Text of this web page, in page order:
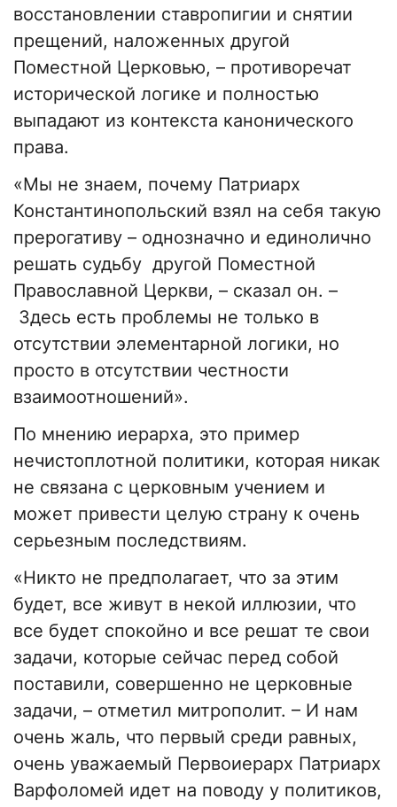
восстановлении ставропигии и снятии
прещений, наложенных другой
Поместной Церковью, – противоречат
исторической логике и полностью
выпадают из контекста канонического
права.
«Мы не знаем, почему Патриарх
Константинопольский взял на себя такую
прерогативу – однозначно и единолично
решать судьбу другой Поместной
Православной Церкви, – сказал он. –
Здесь есть проблемы не только в
отсутствии элементарной логики, но
просто в отсутствии честности
взаимоотношений».
По мнению иерарха, это пример
нечистоплотной политики, которая никак
не связана с церковным учением и
может привести целую страну к очень
серьезным последствиям.
«Никто не предполагает, что за этим
будет, все живут в некой иллюзии, что
все будет спокойно и все решат те свои
задачи, которые сейчас перед собой
поставили, совершенно не церковные
задачи, – отметил митрополит. – И нам
очень жаль, что первый среди равных,
очень уважаемый Первоиерарх Патриарх
Варфоломей идет на поводу у политиков,